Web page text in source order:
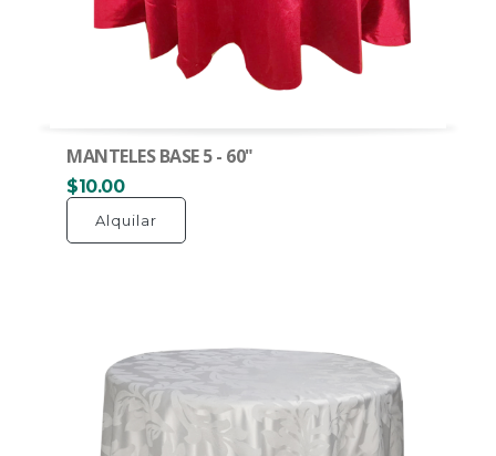
MANTELES BASE 5 - 60"
$10.00
Alquilar